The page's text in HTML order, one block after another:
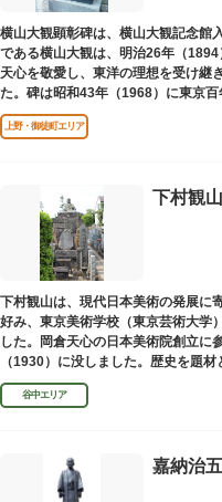
横山大観顕彰碑は、横山大観記念館
である横山大観は、明治26年（
天心を敬愛し、東洋の理想を受け継
た。碑は昭和43年（1968）に東京
た。
上野・御徒町エリア
下村観
下村観山は、現代日本美術の発展に
好み、東京美術学校（東京芸術大学
した。岡倉天心の日本美術院創立に
（1930）に没しました。歴史を題
表作です。お墓は安立寺（あんりゅ
谷中エリア
嘉納治